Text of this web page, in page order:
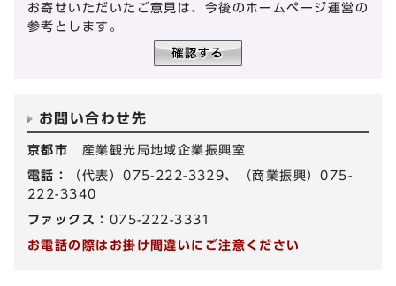
お寄せいただいたご意見は、今後のホームページ運営の
参考とします。
お問い合わせ先
京都市 産業観光局地域企業振興室
電話：
（代表）075-222-3329、（商業振興）075-
222-3340
ファックス： 075-222-3331
お電話の際はお掛け間違いにご注意ください